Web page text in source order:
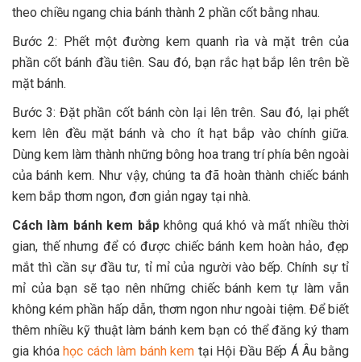
theo chiều ngang chia bánh thành 2 phần cốt bằng nhau.
Bước 2: Phết một đường kem quanh rìa và mặt trên của
phần cốt bánh đầu tiên. Sau đó, bạn rắc hạt bắp lên trên bề
mặt bánh.
Bước 3: Đặt phần cốt bánh còn lại lên trên. Sau đó, lại phết
kem lên đều mặt bánh và cho ít hạt bắp vào chính giữa.
Dùng kem làm thành những bông hoa trang trí phía bên ngoài
của bánh kem. Như vậy, chúng ta đã hoàn thành chiếc bánh
kem bắp thơm ngon, đơn giản ngay tại nhà.
Cách làm bánh kem bắpkhông quá khó và mất nhiều thời
gian, thế nhưng để có được chiếc bánh kem hoàn hảo, đẹp
mắt thì cần sự đầu tư, tỉ mỉ của người vào bếp. Chính sự tỉ
mỉ của bạn sẽ tạo nên những chiếc bánh kem tự làm vẫn
không kém phần hấp dẫn, thơm ngon như ngoài tiệm. Để biết
thêm nhiều kỹ thuật làm bánh kem bạn có thể đăng ký tham
gia khóahọc cách làm bánh kem tại Hội Đầu Bếp Á Âu bằng